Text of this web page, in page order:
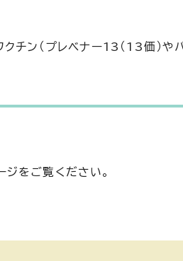
チン（プレベナー13（13価）や
をご覧ください。